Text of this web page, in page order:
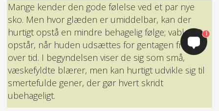
Mange kender den gode følelse ved et par nye
sko. Men hvor glæden er umiddelbar, kan der
hurtigt opstå en mindre behagelig følge; vabler! De
opstår, når huden udsættes for gentagen friktion
over tid. I begyndelsen viser de sig som små,
væskefyldte blærer, men kan hurtigt udvikle sig til
smertefulde gener, der gør hvert skridt
ubehageligt.
1